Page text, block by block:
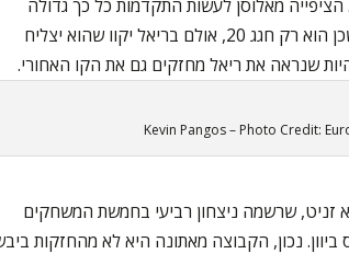
מאלוסן לעשות התקדמות כל כך גדולה
ברוטציה בזמן קצר מעט תמוהה, שכן הוא רק חגג 20, אולם בריאל יקוו שהוא יצליח
שנראה את ריאל מחזקים גם את הקו האחורי.
Kevin Pangos – Photo Credit:
זניט, שרשמה ניצחון רביעי בחמשת המשחקים
נכון, הקבוצה מאתונה היא לא מהחזקות